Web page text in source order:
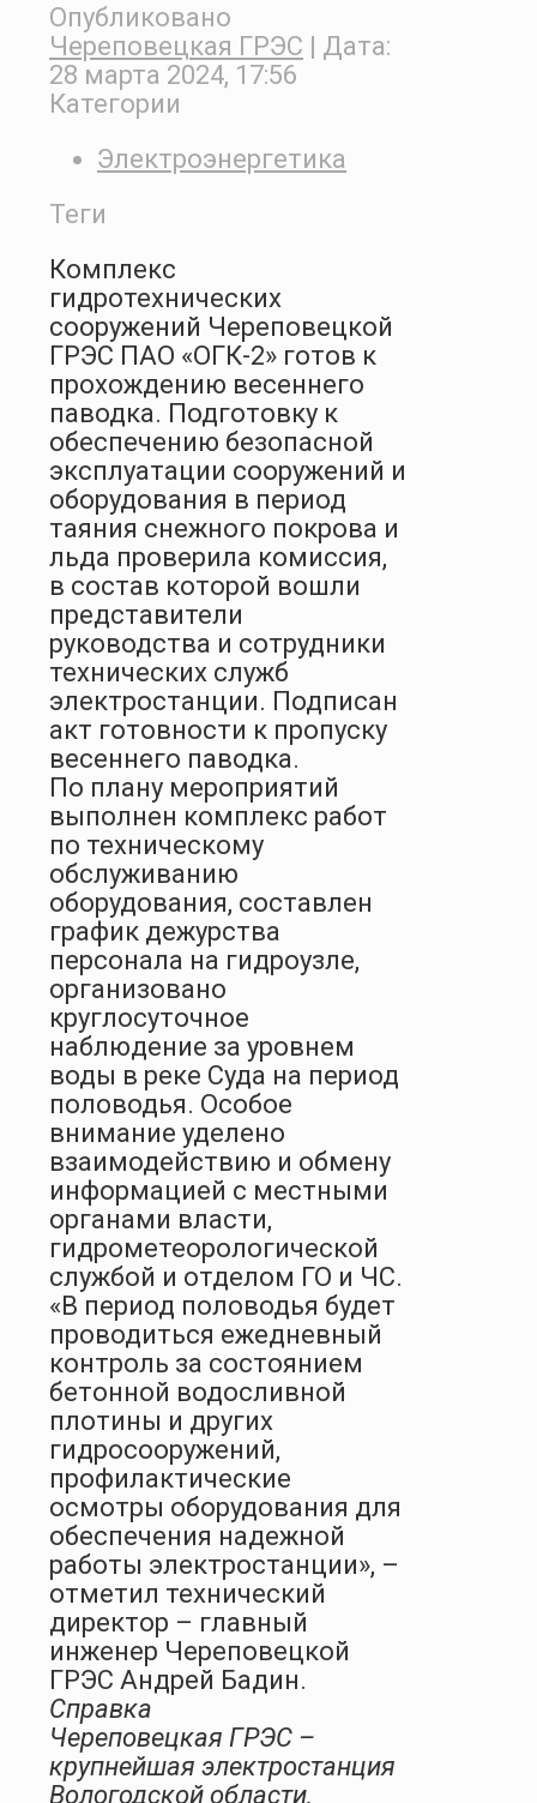
Опубликовано
Череповецкая ГРЭС | Дата:
28 марта 2024, 17:56
Категории
Электроэнергетика
Теги
Комплекс
гидротехнических
сооружений Череповецкой
ГРЭС ПАО «ОГК-2» готов к
прохождению весеннего
паводка. Подготовку к
обеспечению безопасной
эксплуатации сооружений и
оборудования в период
таяния снежного покрова и
льда проверила комиссия,
в состав которой вошли
представители
руководства и сотрудники
технических служб
электростанции. Подписан
акт готовности к пропуску
весеннего паводка.
По плану мероприятий
выполнен комплекс работ
по техническому
обслуживанию
оборудования, составлен
график дежурства
персонала на гидроузле,
организовано
круглосуточное
наблюдение за уровнем
воды в реке Суда на период
половодья. Особое
внимание уделено
взаимодействию и обмену
информацией с местными
органами власти,
гидрометеорологической
службой и отделом ГО и ЧС.
«В период половодья будет
проводиться ежедневный
контроль за состоянием
бетонной водосливной
плотины и других
гидросооружений,
профилактические
осмотры оборудования для
обеспечения надежной
работы электростанции», –
отметил технический
директор – главный
инженер Череповецкой
ГРЭС Андрей Бадин.
Справка
Череповецкая ГРЭС –
крупнейшая электростанция
Вологодской области,